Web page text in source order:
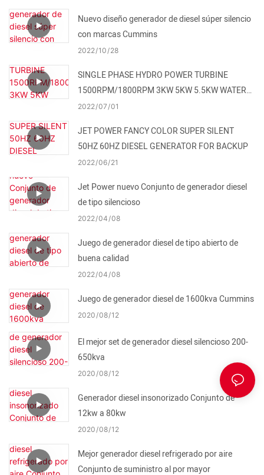
Nuevo diseño generador de diesel súper silencio
con marcas Cummins
2022 10 28
SINGLE PHASE HYDRO POWER TURBINE
1500RPM/1800RPM 3KW 5KW 5.5KW WATER
TURBINE FOR SALE
2022 07 01
JET POWER FANCY COLOR SUPER SILENT
50HZ 60HZ DIESEL GENERATOR FOR BACKUP
2022 06 21
Jet Power nuevo Conjunto de generador diesel
de tipo silencioso
2022 04 08
Juego de generador diesel de tipo abierto de
buena calidad
2022 04 08
Juego de generador diesel de 1600kva Cummins
2020 08 12
El mejor set de generador diesel silencioso 200-
650kva
2020 08 12
Generador diesel insonorizado Conjunto de
12kw a 80kw
2020 08 12
Mejor generador diesel refrigerado por aire
Conjunto de suministro al por mayor